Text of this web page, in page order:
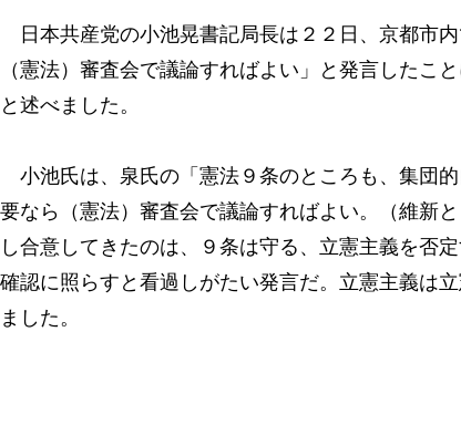
日本共産党の小池晃書記局長は２２日、京都市
（憲法）審査会で議論すればよい」と発言したこ
と述べました。
小池氏は、泉氏の「憲法９条のところも、集団
要なら（憲法）審査会で議論すればよい。（維新
し合意してきたのは、９条は守る、立憲主義を否
確認に照らすと看過しがたい発言だ。立憲主義は
ました。